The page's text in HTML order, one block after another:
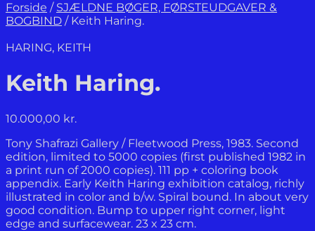
Forside / SJÆLDNE BØGER, FØRSTEUDGAVER &
BOGBIND / Keith Haring.
HARING, KEITH
Keith Haring.
10.000,00 kr.
Tony Shafrazi Gallery / Fleetwood Press, 1983. Second
edition, limited to 5000 copies (first published 1982 in
a print run of 2000 copies). 111 pp + coloring book
appendix. Early Keith Haring exhibition catalog, richly
illustrated in color and b/w. Spiral bound. In about very
good condition. Bump to upper right corner, light
edge and surfacewear. 23 x 23 cm.